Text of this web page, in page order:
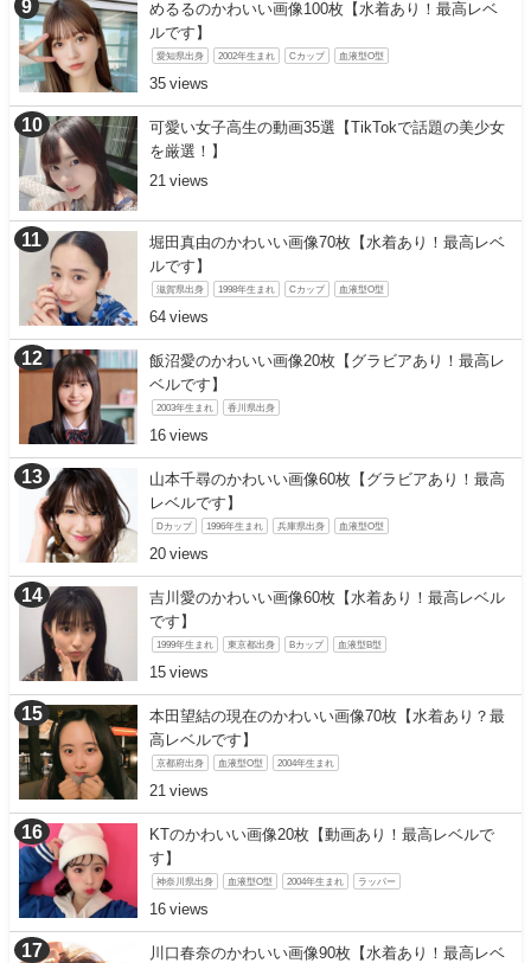
めるるのかわいい画像100枚【水着あり！最高レベ
ルです】
愛知県出身 2002年生まれ Cカップ 血液型O型
35
可愛い女子高生の動画35選【TikTokで話題の美少女
を厳選！】
21
堀田真由のかわいい画像70枚【水着あり！最高レベ
ルです】
滋賀県出身 1998年生まれ Cカップ 血液型O型
64
飯沼愛のかわいい画像20枚【グラビアあり！最高レ
ベルです】
2003年生まれ 香川県出身
16
山本千尋のかわいい画像60枚【グラビアあり！最高
レベルです】
Dカップ 1996年生まれ 兵庫県出身 血液型O型
20
吉川愛のかわいい画像60枚【水着あり！最高レベル
です】
1999年生まれ 東京都出身 Bカップ 血液型B型
15
本田望結の現在のかわいい画像70枚【水着あり？最
高レベルです】
京都府出身 血液型O型 2004年生まれ
21
KTのかわいい画像20枚【動画あり！最高レベルで
す】
神奈川県出身 血液型O型 2004年生まれ ラッパー
16
川口春奈のかわいい画像90枚【水着あり！最高レベ